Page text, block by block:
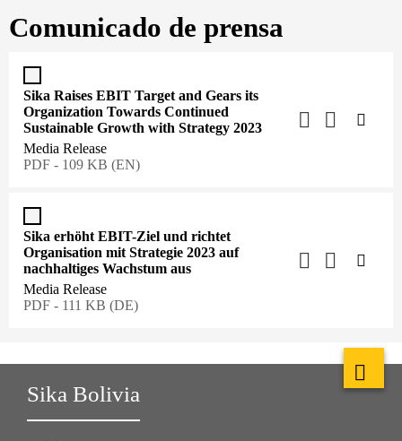
Comunicado de prensa
Sika Raises EBIT Target and Gears its
Organization Towards Continued
Sustainable Growth with Strategy 2023
Media Release
PDF - 109 KB (EN)
Sika erhöht EBIT-Ziel und richtet
Organisation mit Strategie 2023 auf
nachhaltiges Wachstum aus
Media Release
PDF - 111 KB (DE)
Sika Bolivia